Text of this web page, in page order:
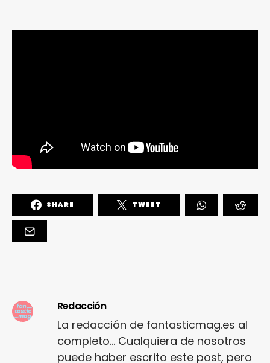
SHARE TWEET
Redacción
La redacción de fantasticmag.es al
completo... Cualquiera de nosotros
puede haber escrito este post, pero